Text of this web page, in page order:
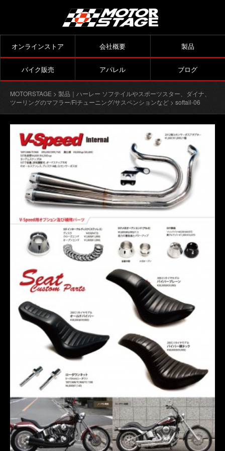
オンラインストア 会社概要 製品
バイク販売 アパレル ブログ
MOTORSTAGE > 製品｜ハーレー ソフテイルやスポーツスター、ダイナ、
ツーリングのマフラー/Fiチューニング/サスペンションなど > softail-06